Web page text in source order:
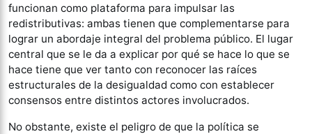
funcionan como plataforma para impulsar las
redistributivas: ambas tienen que complementarse para
lograr un abordaje integral del problema público. El lugar
central que se le da a explicar por qué se hace lo que se
hace tiene que ver tanto con reconocer las raíces
estructurales de la desigualdad como con establecer
consensos entre distintos actores involucrados.
No obstante, existe el peligro de que la política se